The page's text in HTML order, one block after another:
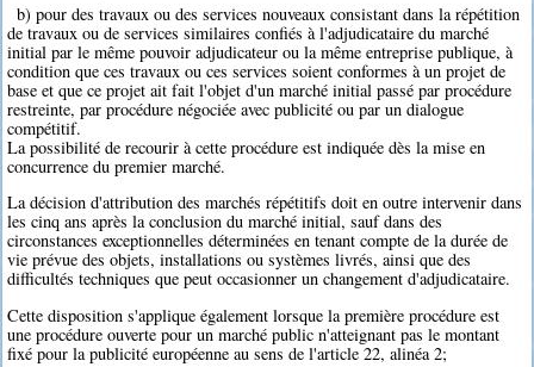
b) pour des travaux ou des services nouveaux consistant dans la répétition
de travaux ou de services similaires confiés à l'adjudicataire du marché
initial par le même pouvoir adjudicateur ou la même entreprise publique, à
condition que ces travaux ou ces services soient conformes à un projet de
base et que ce projet ait fait l'objet d'un marché initial passé par procédure
restreinte, par procédure négociée avec publicité ou par un dialogue
compétitif.
La possibilité de recourir à cette procédure est indiquée dès la mise en
concurrence du premier marché.
La décision d'attribution des marchés répétitifs doit en outre intervenir dans
les cinq ans après la conclusion du marché initial, sauf dans des
circonstances exceptionnelles déterminées en tenant compte de la durée de
vie prévue des objets, installations ou systèmes livrés, ainsi que des
difficultés techniques que peut occasionner un changement d'adjudicataire.
Cette disposition s'applique également lorsque la première procédure est
une procédure ouverte pour un marché public n'atteignant pas le montant
fixé pour la publicité européenne au sens de l'article 22, alinéa 2;